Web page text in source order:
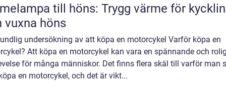
till höns: Trygg värme för
vuxna höns
undersökning av att köpa en motorcykel Varför köpa en
Att köpa en motorcykel kan vara en spännande och
för många människor. Det finns flera skäl till varför man
en motorcykel, och det är vikt...